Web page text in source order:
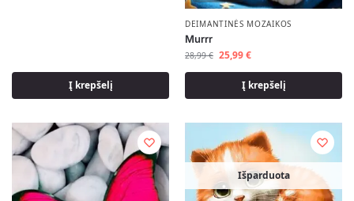
Į krepšelį
DEIMANTINĖS MOZAIKOS
Murrr
28,99€ 25,99€
Į krepšelį
Išparduota